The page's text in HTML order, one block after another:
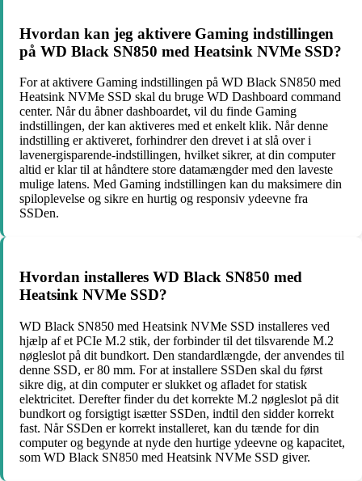
Hvordan kan jeg aktivere Gaming indstillingen
på WD Black SN850 med Heatsink NVMe SSD?
For at aktivere Gaming indstillingen på WD Black SN850 med
Heatsink NVMe SSD skal du bruge WD Dashboard command
center. Når du åbner dashboardet, vil du finde Gaming
indstillingen, der kan aktiveres med et enkelt klik. Når denne
indstilling er aktiveret, forhindrer den drevet i at slå over i
lavenergisparende-indstillingen, hvilket sikrer, at din computer
altid er klar til at håndtere store datamængder med den laveste
mulige latens. Med Gaming indstillingen kan du maksimere din
spiloplevelse og sikre en hurtig og responsiv ydeevne fra
SSDen.
Hvordan installeres WD Black SN850 med
Heatsink NVMe SSD?
WD Black SN850 med Heatsink NVMe SSD installeres ved
hjælp af et PCIe M.2 stik, der forbinder til det tilsvarende M.2
nøgleslot på dit bundkort. Den standardlængde, der anvendes til
denne SSD, er 80 mm. For at installere SSDen skal du først
sikre dig, at din computer er slukket og afladet for statisk
elektricitet. Derefter finder du det korrekte M.2 nøgleslot på dit
bundkort og forsigtigt isætter SSDen, indtil den sidder korrekt
fast. Når SSDen er korrekt installeret, kan du tænde for din
computer og begynde at nyde den hurtige ydeevne og kapacitet,
som WD Black SN850 med Heatsink NVMe SSD giver.